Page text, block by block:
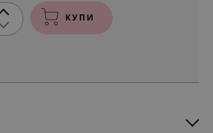
КУПИ